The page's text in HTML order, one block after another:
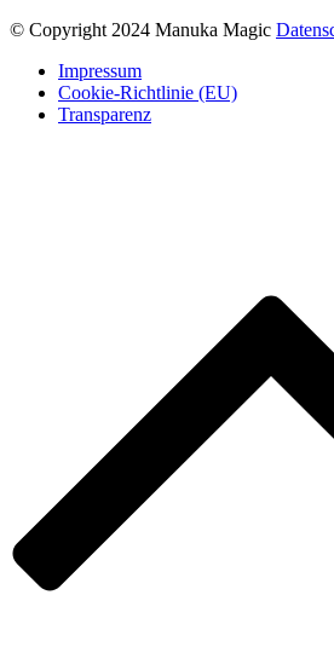
© Copyright 2024 Manuka Magic
Impressum
Cookie-Richtlinie (EU)
Transparenz